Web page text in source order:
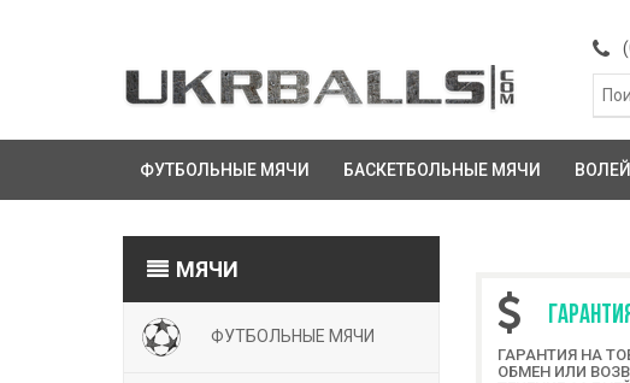
ФУТБОЛЬНЫЕ МЯЧИ БАСКЕТБОЛЬНЫЕ МЯЧИ
МЯЧИ
ФУТБОЛЬНЫЕ МЯЧИ
ГАРАНТИЯ НА
ОБМЕН ИЛИ